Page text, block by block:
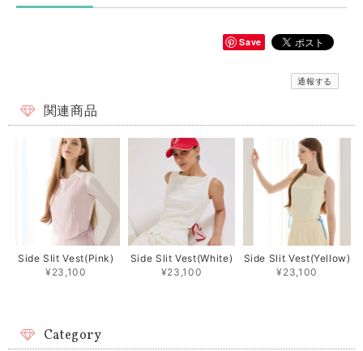
Save
通報する
関連商品
Side Slit Vest(Pink)
¥23,100
Side Slit Vest(White)
¥23,100
Side Slit Vest(Yellow)
¥23,100
Category